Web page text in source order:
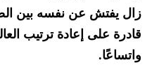
زال يفتش عن نفسه بين
قادرة على إعادة ترتيب
واتساعًا.